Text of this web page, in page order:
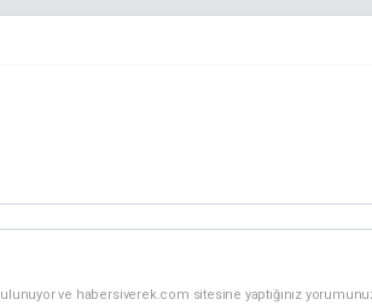
ve habersiverek.com sitesine yaptığınız